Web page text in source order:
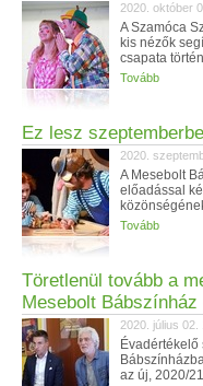
2020. október
A Szamóca
kis nézők
csapata
Tovább
Ez lesz
2020.
A Mesebolt
előadással
Tovább
Töretlenül tovább a
Mesebolt
2020. július 02.
Évadértékelő
az új, 2020/